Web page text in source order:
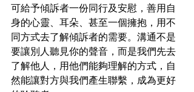
可給予傾訴者一份同行及安慰，善用自
身的心靈、耳朵、甚至一個擁抱，用不
同方式去了解傾訴者的需要。溝通不是
要讓別人聽見你的聲音，而是我們先去
了解他人，用他們能夠理解的方式，自
然能讓對方與我們產生聯繫，成為更好